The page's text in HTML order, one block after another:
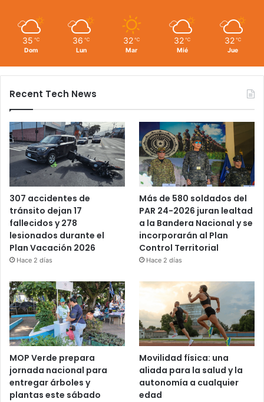
35 ℃
Dom
36 ℃
Lun
32 ℃
Mar
32 ℃
Mié
32 ℃
Jue
Recent Tech News
307 accidentes de
tránsito dejan 17
fallecidos y 278
lesionados durante el
Plan Vacación 2026
Hace 2 días
Más de 580 soldados del
PAR 24-2026 juran lealtad
a la Bandera Nacional y se
incorporarán al Plan
Control Territorial
Hace 2 días
MOP Verde prepara
jornada nacional para
entregar árboles y
plantas este sábado
Movilidad física: una
aliada para la salud y la
autonomía a cualquier
edad